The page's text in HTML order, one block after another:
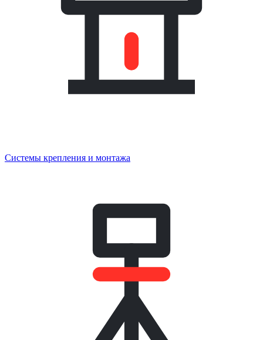
Системы крепления и монтажа